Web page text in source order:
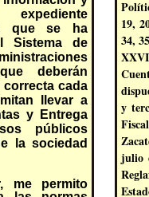
que se ha
Sistema de
deberán
correcta cada
llevar a
y Entrega
públicos
la sociedad
me permito
19,
34,
y
julio